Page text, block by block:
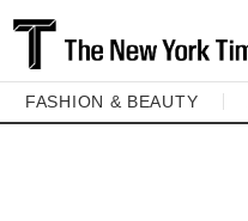
FASHION & BEAUTY